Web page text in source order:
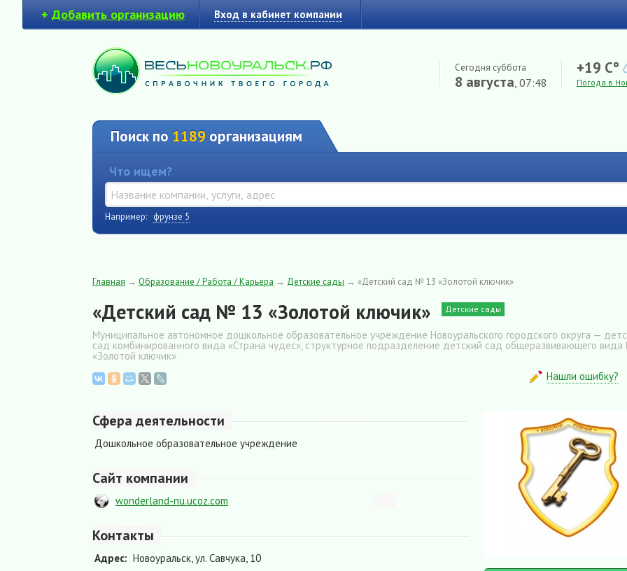
+ Добавить организацию Вход в кабинет компании
Сегодня суббота
8 августа, 07:48
+19 C°
Погода в
Поиск по 1189 организациям
Что ищем?
Например: фрунзе 5
Главная → Образование / Работа / Карьера → Детские сады → «Детский сад № 13 «Золотой ключик»
«Детский сад № 13 «Золотой ключик» Детские сады
Муниципальное автономное дошкольное образовательное учреждение Новоуральского городского округа —
сад комбинированного вида «Страна чудес», структурное подразделение детский сад общеразвивающего
«Золотой ключик»
Нашли ошибку?
Сфера деятельности
Дошкольное образовательное учреждение
Сайт компании
wonderland-nu.ucoz.com
Контакты
Адрес: Новоуральск, ул. Савчука, 10